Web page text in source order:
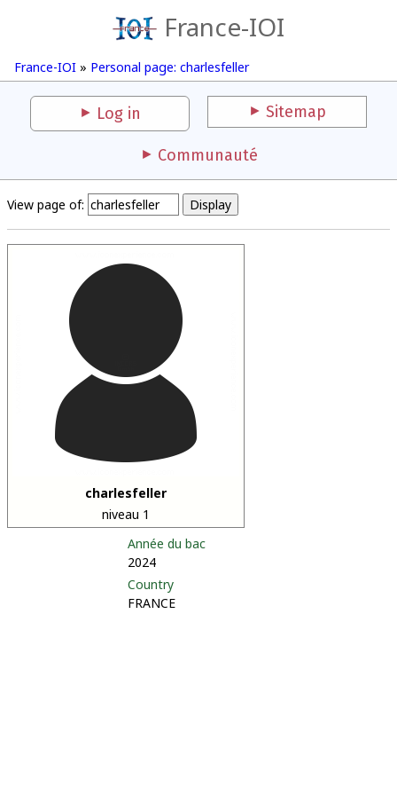
France-IOI
France-IOI » Personal page: charlesfeller
Log in Sitemap
Communauté
View page of:
charlesfeller
niveau 1
Année du bac
2024
Country
FRANCE